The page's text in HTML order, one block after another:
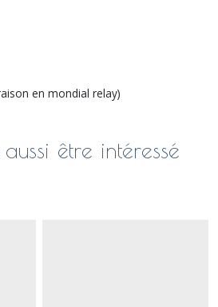
en mondial relay)
être intéressé